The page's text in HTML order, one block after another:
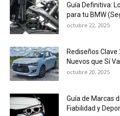
Guía Definitiva:
para tu BMW
octubre 22, 2025
Rediseños Clave
Nuevos que Sí
octubre 20, 2025
Guía de Marcas
Fiabilidad y